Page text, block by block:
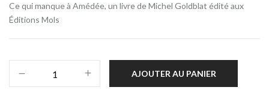
Ce qui manque à Amédée, un livre de Michel Goldblat édité aux
Éditions Mols
AJOUTER AU PANIER